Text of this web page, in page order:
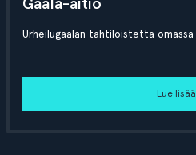
Urheilugaalan tähtiloistetta omassa
Lue lisää